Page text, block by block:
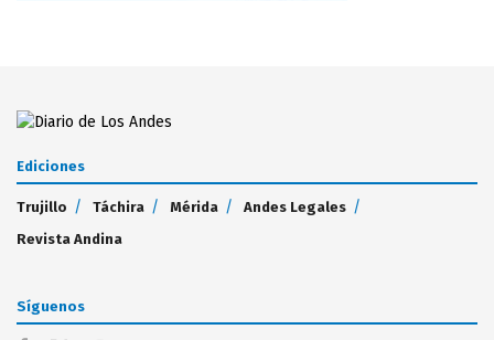
Ediciones
Trujillo Táchira Mérida
Andes Legales
Revista Andina
Síguenos